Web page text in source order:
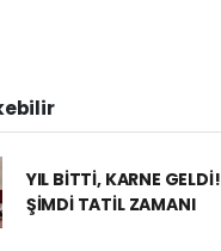
YIL BİTTİ, KARNE GELDİ!
ŞİMDİ TATİL ZAMANI